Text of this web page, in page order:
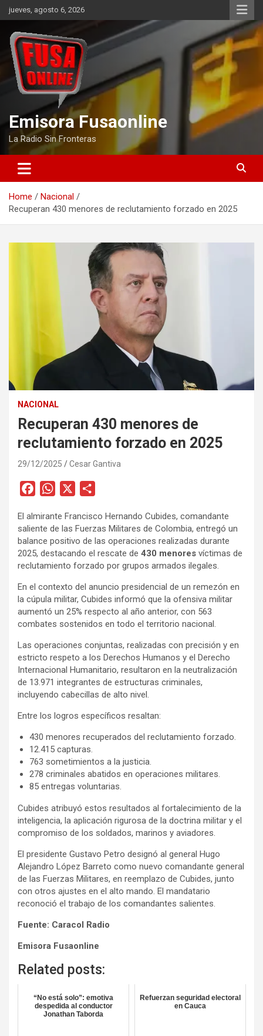
Skip
to
content
jueves, agosto 6, 2026
Emisora Fusaonline
La Radio Sin Fronteras
Home
Nacional
Recuperan 430 menores de reclutamiento forzado en 2025
NACIONAL
Recuperan 430 menores de
reclutamiento forzado en 2025
29/12/2025 Cesar Gantiva
c
e
b
o
k
W
a
t
s
A
p
m
p
a
r
i
r
El almirante Francisco Hernando Cubides, comandante
saliente de las Fuerzas Militares de Colombia, entregó un
balance positivo de las operaciones realizadas durante
2025, destacando el rescate de 430 menores víctimas de
reclutamiento forzado por grupos armados ilegales.
En el contexto del anuncio presidencial de un remezón en
la cúpula militar, Cubides informó que la ofensiva militar
aumentó un 25% respecto al año anterior, con 563
combates sostenidos en todo el territorio nacional.
Las operaciones conjuntas, realizadas con precisión y en
estricto respeto a los Derechos Humanos y el Derecho
Internacional Humanitario, resultaron en la neutralización
de 13.971 integrantes de estructuras criminales,
incluyendo cabecillas de alto nivel.
Entre los logros específicos resaltan:
430 menores recuperados del reclutamiento forzado.
12.415 capturas.
763 sometimientos a la justicia.
278 criminales abatidos en operaciones militares.
85 entregas voluntarias.
Cubides atribuyó estos resultados al fortalecimiento de la
inteligencia, la aplicación rigurosa de la doctrina militar y el
compromiso de los soldados, marinos y aviadores.
El presidente Gustavo Petro designó al general Hugo
Alejandro López Barreto como nuevo comandante general
de las Fuerzas Militares, en reemplazo de Cubides, junto
con otros ajustes en el alto mando. El mandatario
reconoció el trabajo de los comandantes salientes.
Fuente: Caracol Radio
Emisora Fusaonline
Related posts:
“No está solo”: emotiva
despedida al conductor
Jonathan Taborda
Refuerzan seguridad electoral
en Cauca